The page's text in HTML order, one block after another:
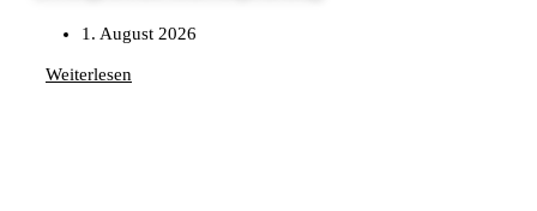
1. August 2026
Weiterlesen